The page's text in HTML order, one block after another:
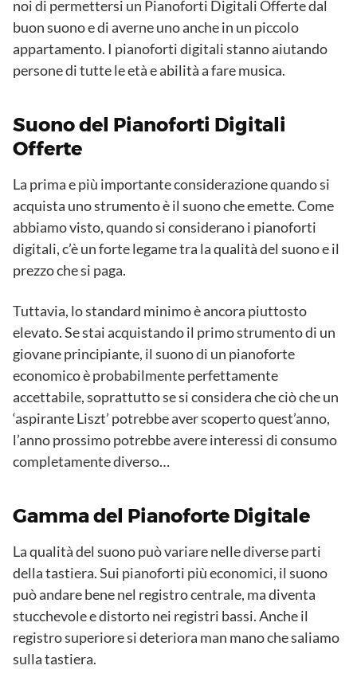
noi di permettersi un Pianoforti Digitali Offerte dal
buon suono e di averne uno anche in un piccolo
appartamento. I pianoforti digitali stanno aiutando
persone di tutte le età e abilità a fare musica.
Suono del Pianoforti Digitali
Offerte
La prima e più importante considerazione quando si
acquista uno strumento è il suono che emette. Come
abbiamo visto, quando si considerano i pianoforti
digitali, c’è un forte legame tra la qualità del suono e il
prezzo che si paga.
Tuttavia, lo standard minimo è ancora piuttosto
elevato. Se stai acquistando il primo strumento di un
giovane principiante, il suono di un pianoforte
economico è probabilmente perfettamente
accettabile, soprattutto se si considera che ciò che un
‘aspirante Liszt’ potrebbe aver scoperto quest’anno,
l’anno prossimo potrebbe avere interessi di consumo
completamente diverso…
Gamma del Pianoforte Digitale
La qualità del suono può variare nelle diverse parti
della tastiera. Sui pianoforti più economici, il suono
può andare bene nel registro centrale, ma diventa
stucchevole e distorto nei registri bassi. Anche il
registro superiore si deteriora man mano che saliamo
sulla tastiera.